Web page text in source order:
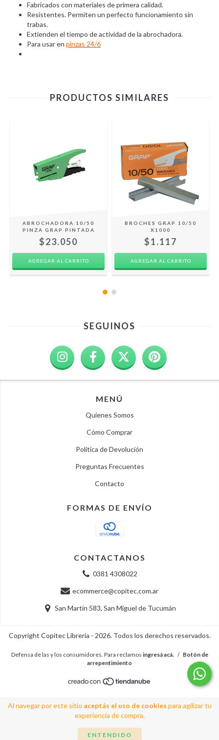
Al navegar por este sitio aceptás el uso de cookies para agilizar tu
experiencia de compra.
ENTENDIDO
Fabricados con materiales de primera calidad.
Resistentes. Permiten un perfecto funcionamiento sin
trabas.
Extienden el tiempo de actividad de la abrochadora.
Para usar en pinzas 24/6
PRODUCTOS SIMILARES
ABROCHADORA 10/50
PINZA GRAP PINTADA
$23.050
BROCHES GRAP 10/50
X1000
$1.117
SEGUINOS
MENÚ
Quienes Somos
Cómo Comprar
Política de Devolución
Preguntas Frecuentes
Contacto
FORMAS DE ENVÍO
CONTACTANOS
0381 4308022
ecommerce@copitec.com.ar
San Martín 583, San Miguel de Tucumán
Copyright Copitec Librería - 2026. Todos los derechos reservados.
Defensa de las y los consumidores. Para reclamos ingresá acá. / Botón de
arrepentimiento